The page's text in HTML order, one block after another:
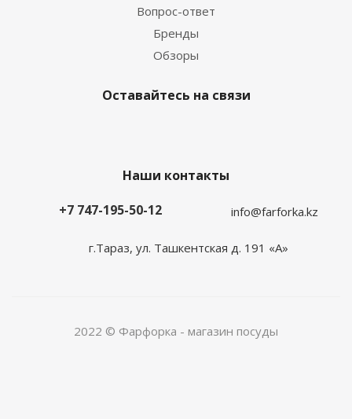
Вопрос-ответ
Бренды
Обзоры
Оставайтесь на связи
Наши контакты
+7 747-195-50-12
info@farforka.kz
г.Тараз, ул. Ташкентская д. 191 «А»
2022 © Фарфорка - магазин посуды